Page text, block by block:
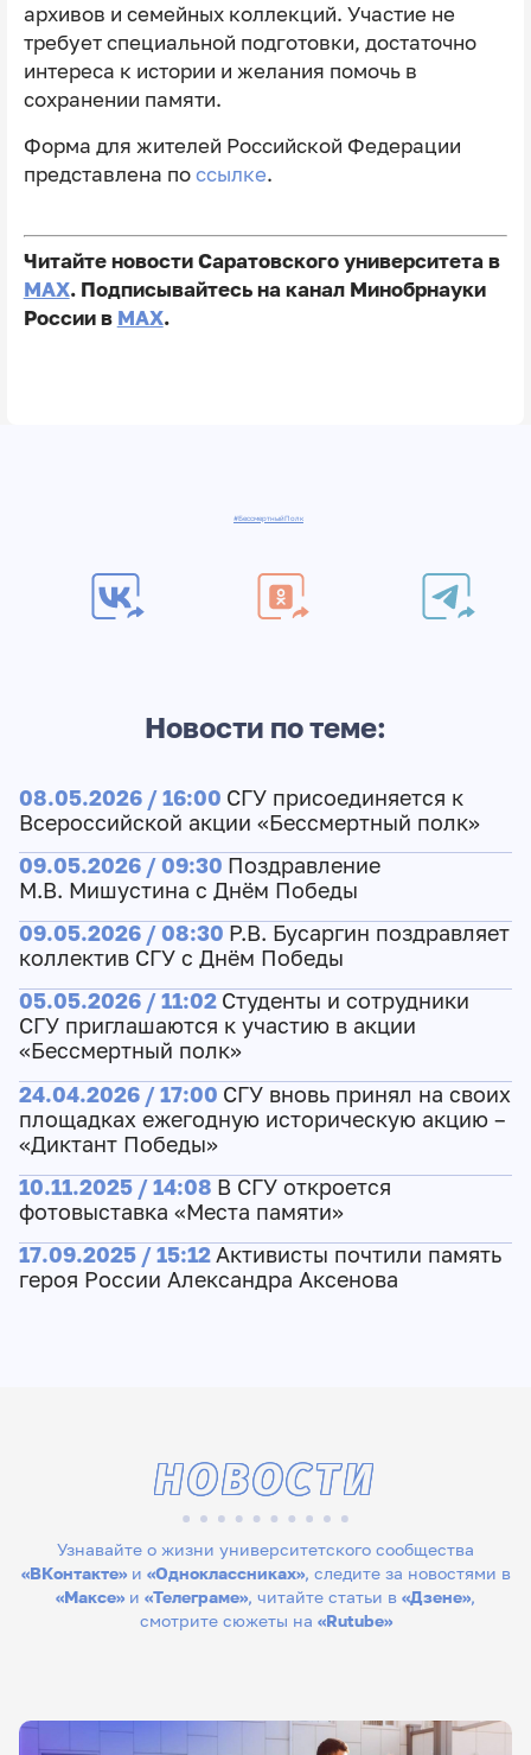
архивов и семейных коллекций. Участие не
требует специальной подготовки, достаточно
интереса к истории и желания помочь в
сохранении памяти.
Форма для жителей Российской Федерации
представлена по ссылке.
Читайте новости Саратовского университета в
MAX. Подписывайтесь на канал Минобрнауки
России в MAX.
#БессмертныйПолк
Новости по теме:
08.05.2026 / 16:00 СГУ присоединяется к
Всероссийской акции «Бессмертный полк»
09.05.2026 / 09:30 Поздравление
М.В. Мишустина с Днём Победы
09.05.2026 / 08:30 Р.В. Бусаргин поздравляет
коллектив СГУ с Днём Победы
05.05.2026 / 11:02 Студенты и сотрудники
СГУ приглашаются к участию в акции
«Бессмертный полк»
24.04.2026 / 17:00 СГУ вновь принял на своих
площадках ежегодную историческую акцию –
«Диктант Победы»
10.11.2025 / 14:08 В СГУ откроется
фотовыставка «Места памяти»
17.09.2025 / 15:12Активисты почтили память
героя России Александра Аксенова
Узнавайте о жизни университетского сообщества
«ВКонтакте»и «Одноклассниках», следите за новостями в
«Максе» и «Телеграме», читайте статьи в «Дзене»,
смотрите сюжеты на «Rutube»
НОВОСТИ